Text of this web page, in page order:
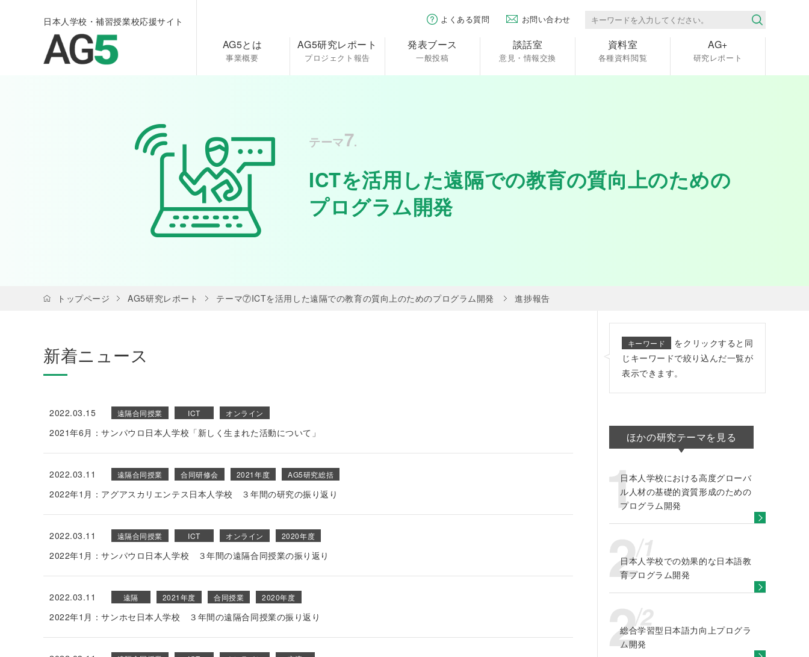
日本人学校・補習授業校応援サイト よくある質問 お問い合わせ
AG5とは
事業概要
AG5研究レポート
プロジェクト報告
発表ブース
一般投稿
談話室
意見・情報交換
資料室
各種資料閲覧
AG+
研究レポート
テーマ7.
ICTを活用した遠隔での教育の質向上のための
プログラム開発
トップページ AG5研究レポート テーマ⑦ICTを活用した遠隔での教育の質向上のためのプログラム開発 進捗報告
新着ニュース
2022.03.15 遠隔合同授業 ICT オンライン
2021年6月：サンパウロ日本人学校「新しく生まれた活動について」
2022.03.11 遠隔合同授業 合同研修会 2021年度 AG5研究総括
2022年1月：アグアスカリエンテス日本人学校 ３年間の研究の振り返り
2022.03.11 遠隔合同授業 ICT オンライン 2020年度
2022年1月：サンパウロ日本人学校 ３年間の遠隔合同授業の振り返り
2022.03.11 遠隔 2021年度 合同授業 2020年度
2022年1月：サンホセ日本人学校 ３年間の遠隔合同授業の振り返り
キーワード
をクリックすると同
じキーワードで絞り込んだ一覧が
表示できます。
ほかの研究テーマを見る
日本人学校における高度グローバ
ル人材の基礎的資質形成のための
プログラム開発
日本人学校での効果的な日本語教
育プログラム開発
総合学習型日本語力向上プログラ
ム開発